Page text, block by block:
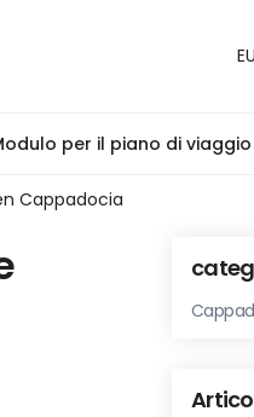
per il piano di viaggio
Cappadocia